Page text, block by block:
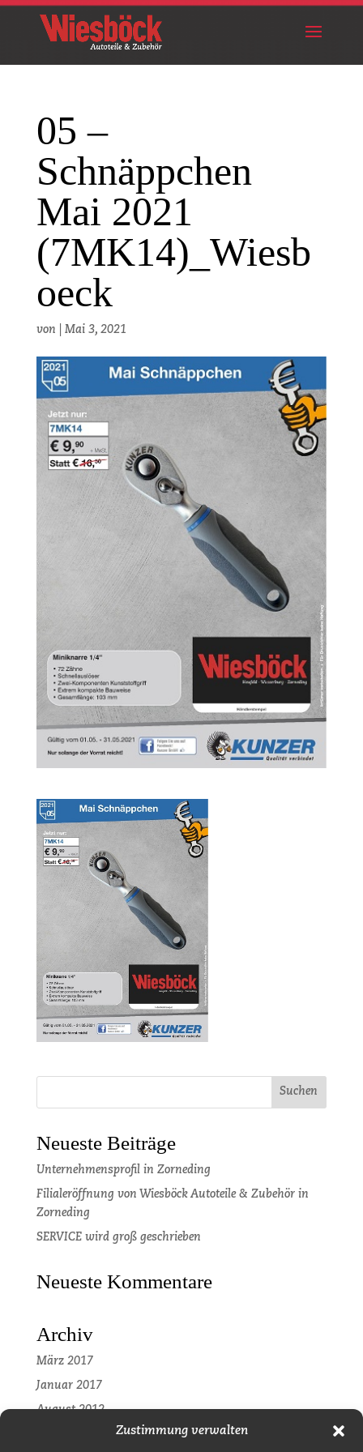
Zustimmung verwalten
05 –
Schnäppchen
Mai 2021
(7MK14)_Wiesb
oeck
von Mai 3, 2021
Neueste Beiträge
Unternehmensprofil in Zorneding
Filialeröffnung von Wiesböck Autoteile & Zubehör in
Zorneding
SERVICE wird groß geschrieben
Neueste Kommentare
Archiv
März 2017
Januar 2017
August 2012